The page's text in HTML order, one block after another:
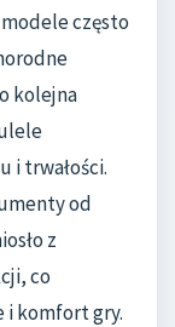
często
kolejna
i trwałości.
od
z
co
i komfort gry.